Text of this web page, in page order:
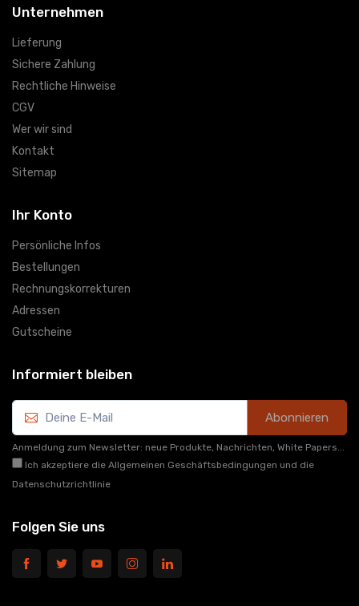
Unternehmen
Lieferung
Sichere Zahlung
Rechtliche Hinweise
CGV
Wer wir sind
Kontakt
Sitemap
Ihr Konto
Persönliche Infos
Bestellungen
Rechnungskorrekturen
Adressen
Gutscheine
Informiert bleiben
Abonnieren
Anmeldung zum Newsletter: neue Produkte, Nachrichten, White Papers...
Ich akzeptiere die Allgemeinen Geschäftsbedingungen und die
Datenschutzrichtlinie
Folgen Sie uns